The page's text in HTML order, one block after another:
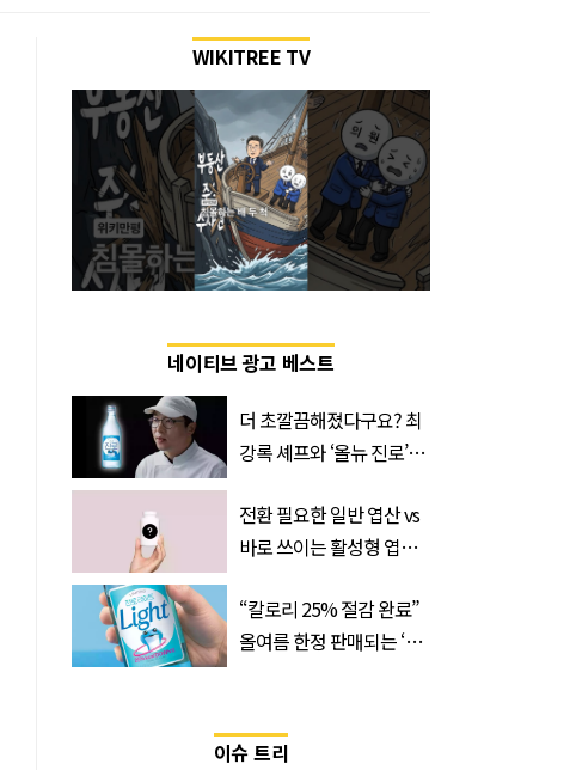
WIKITREE TV
네이티브 광고 베스트
더 초깔끔해졌다구요? 최
강록 셰프와 ‘올뉴 진로’의
전환 필요한 일반 엽산 vs
바로 쓰이는 활성형 엽
‘Quatrefolic®’ 주목
“칼로리 25% 절감 완료”
올여름 한정 판매되는 ‘최
이슈 트리